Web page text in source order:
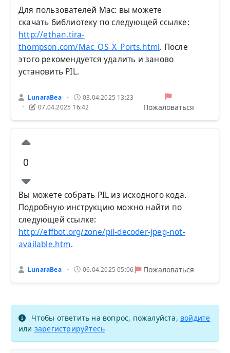
Для пользователей Mac: вы можете
скачать библиотеку по следующей ссылке:
http://ethan.tira-
thompson.com/Mac_OS_X_Ports.html. После
этого рекомендуется удалить и заново
установить PIL.
LunaraBea • 03.04.2025 13:23
• 07.04.2025 16:42 Пожаловаться
0
Вы можете собрать PIL из исходного кода.
Подробную инструкцию можно найти по
следующей ссылке:
http://effbot.org/zone/pil-decoder-jpeg-not-
available.htm.
LunaraBea • 06.04.2025 05:06 Пожаловаться
Чтобы ответить на вопрос, пожалуйста, войдите
или зарегистрируйтесь